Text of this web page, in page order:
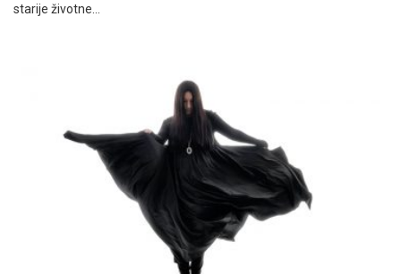
starije životne…